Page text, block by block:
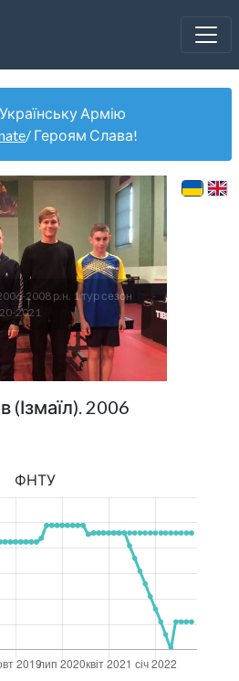
Армію
/ Героям Слава!
2008 р.н. 1 тур сезон
2021
(Ізмаїл). 2006
ФНТУ